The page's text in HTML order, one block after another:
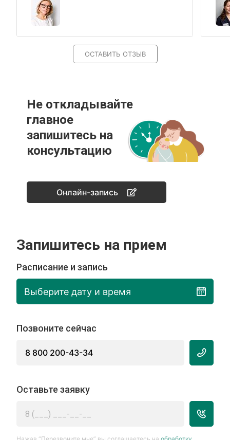
ОСТАВИТЬ ОТЗЫВ
Не откладывайте
главное
запишитесь на
консультацию
Онлайн-запись
Запишитесь на прием
Расписание и запись
Выберите дату и время
Позвоните сейчас
8 800 200-43-34
Оставьте заявку